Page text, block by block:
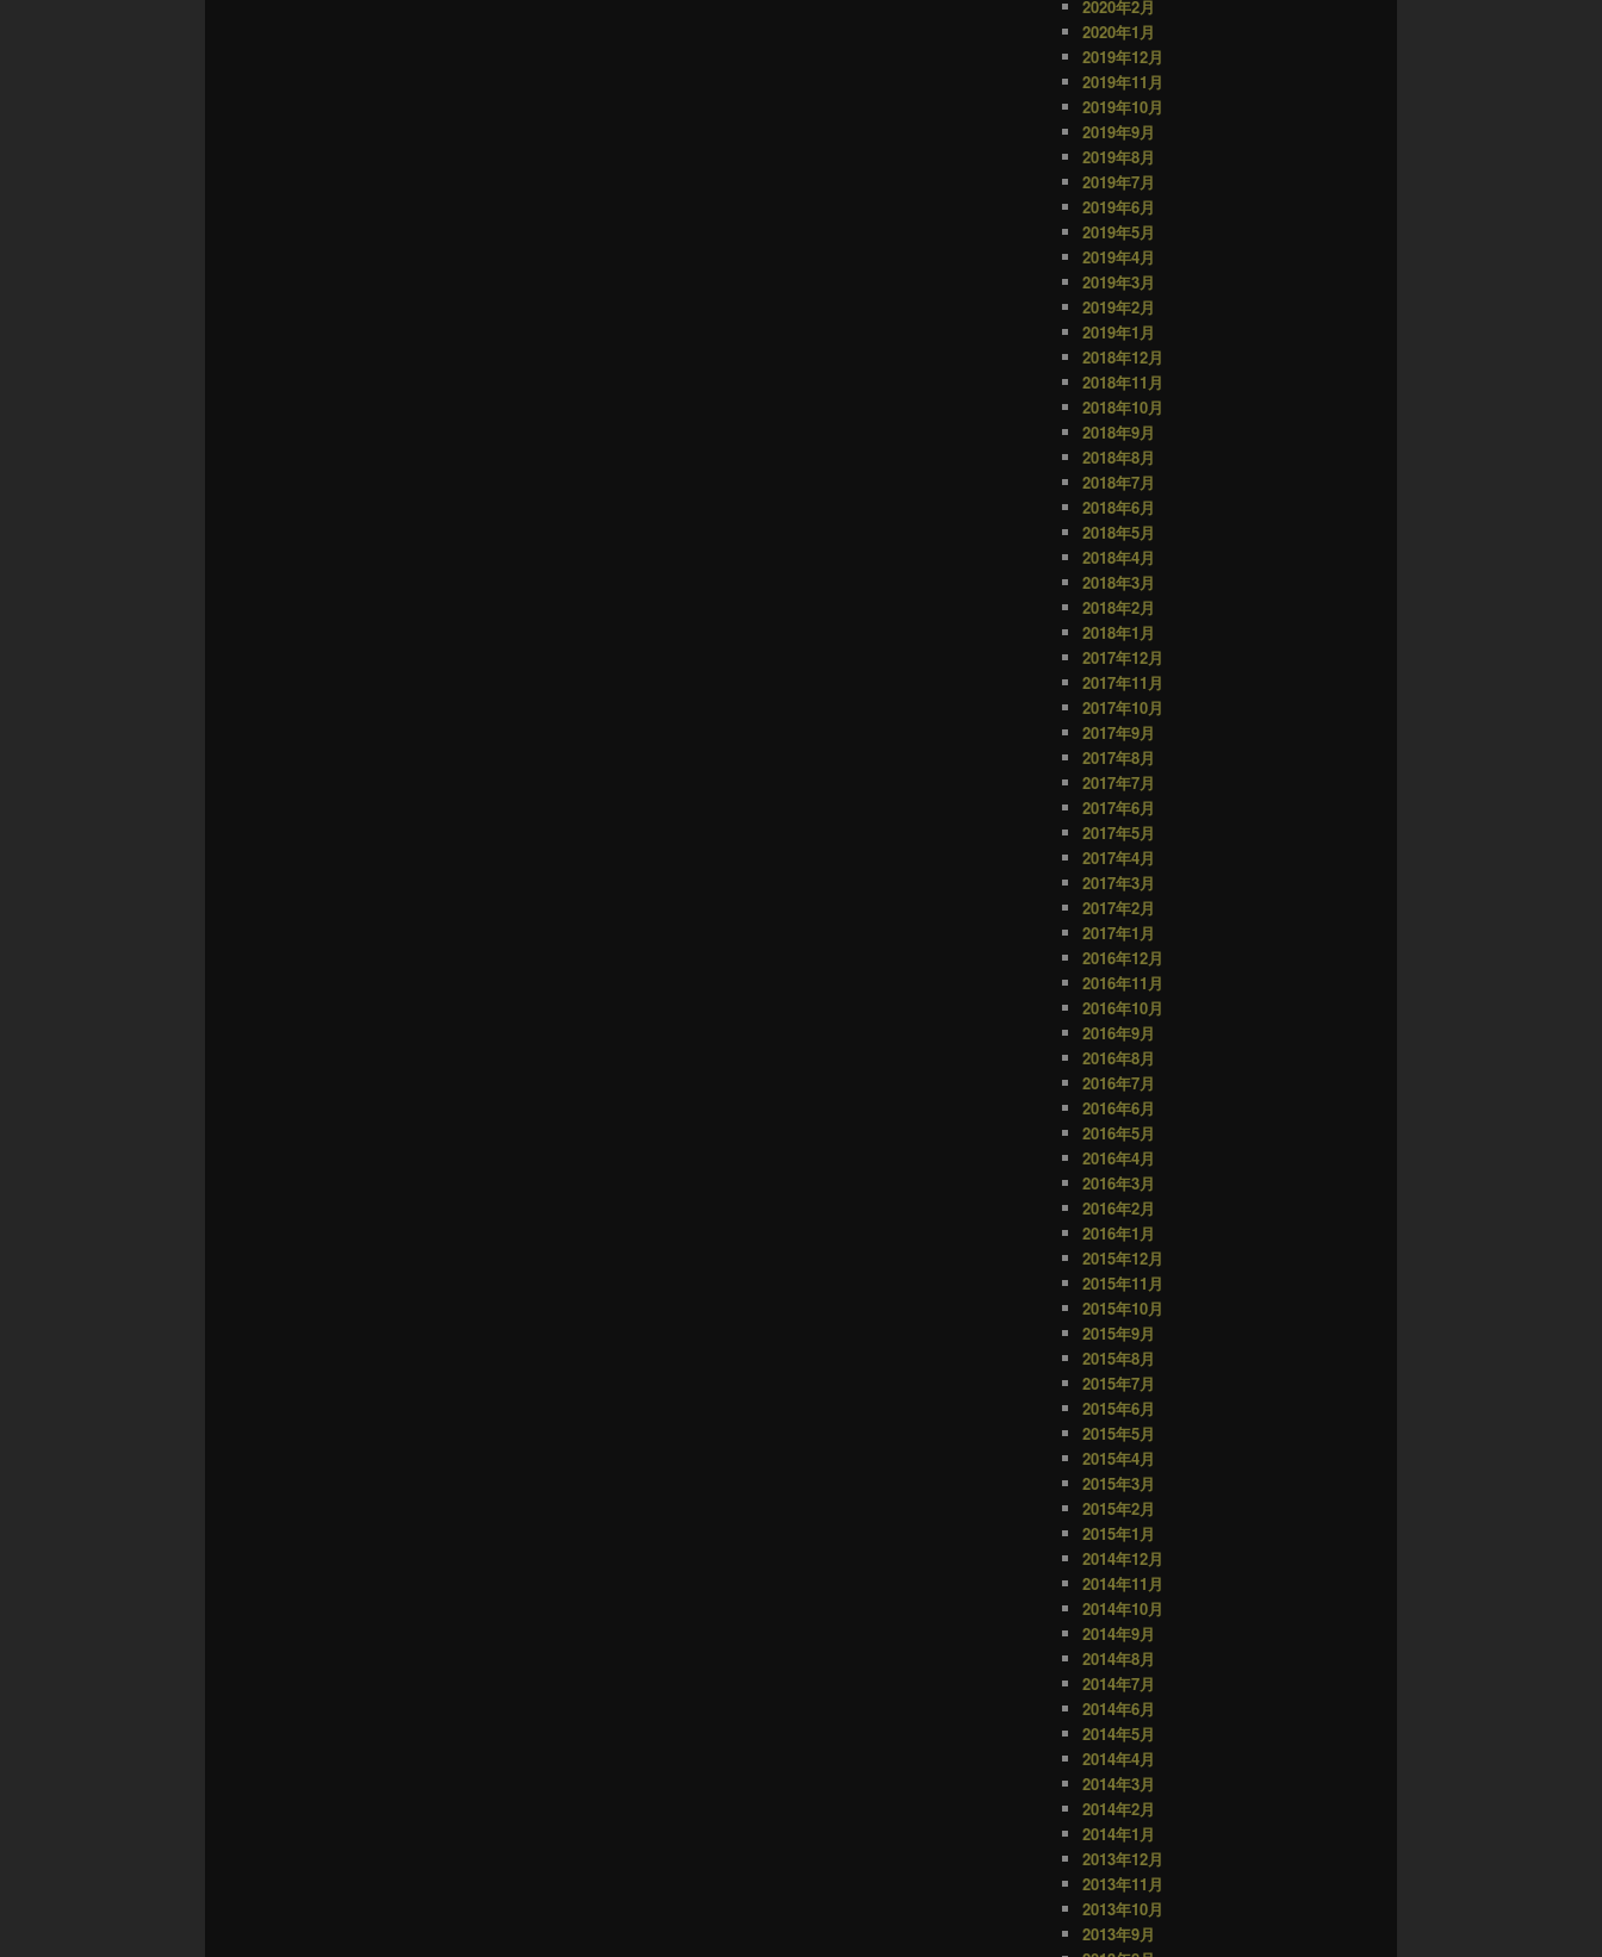
2020年2月
2020年1月
2019年12月
2019年11月
2019年10月
2019年9月
2019年8月
2019年7月
2019年6月
2019年5月
2019年4月
2019年3月
2019年2月
2019年1月
2018年12月
2018年11月
2018年10月
2018年9月
2018年8月
2018年7月
2018年6月
2018年5月
2018年4月
2018年3月
2018年2月
2018年1月
2017年12月
2017年11月
2017年10月
2017年9月
2017年8月
2017年7月
2017年6月
2017年5月
2017年4月
2017年3月
2017年2月
2017年1月
2016年12月
2016年11月
2016年10月
2016年9月
2016年8月
2016年7月
2016年6月
2016年5月
2016年4月
2016年3月
2016年2月
2016年1月
2015年12月
2015年11月
2015年10月
2015年9月
2015年8月
2015年7月
2015年6月
2015年5月
2015年4月
2015年3月
2015年2月
2015年1月
2014年12月
2014年11月
2014年10月
2014年9月
2014年8月
2014年7月
2014年6月
2014年5月
2014年4月
2014年3月
2014年2月
2014年1月
2013年12月
2013年11月
2013年10月
2013年9月